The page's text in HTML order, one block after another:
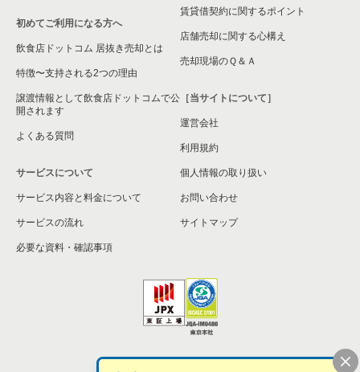
初めてご利用になる方へ
飲食店ドットコム 居抜き売却とは
特徴〜支持される2つの理由
譲渡情報として飲食店ドットコムで公
開されます
よくある質問
サービスについて
サービス内容と料金について
サービスの流れ
必要な資料・確認事項
賃貸借契約に関するポイント
店舗売却に関する心構え
売却現場のＱ＆Ａ
［当サイトについて］
運営会社
利用規約
個人情報の取り扱い
お問い合わせ
サイトマップ
個人情報の取扱い